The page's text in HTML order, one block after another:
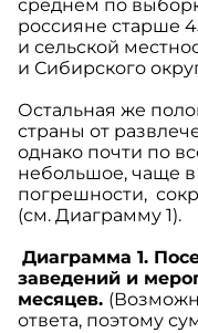
среднем по
россияне старше
и сельской
и Сибирского
Остальная же
страны от
однако почти по
небольшое, чаще в
погрешности,
(см. Диаграмму 1).
Диаграмма 1.
заведений и
месяцев.
ответа, поэтому